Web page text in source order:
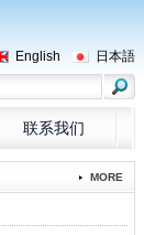
日本語
English
联系我们
MORE